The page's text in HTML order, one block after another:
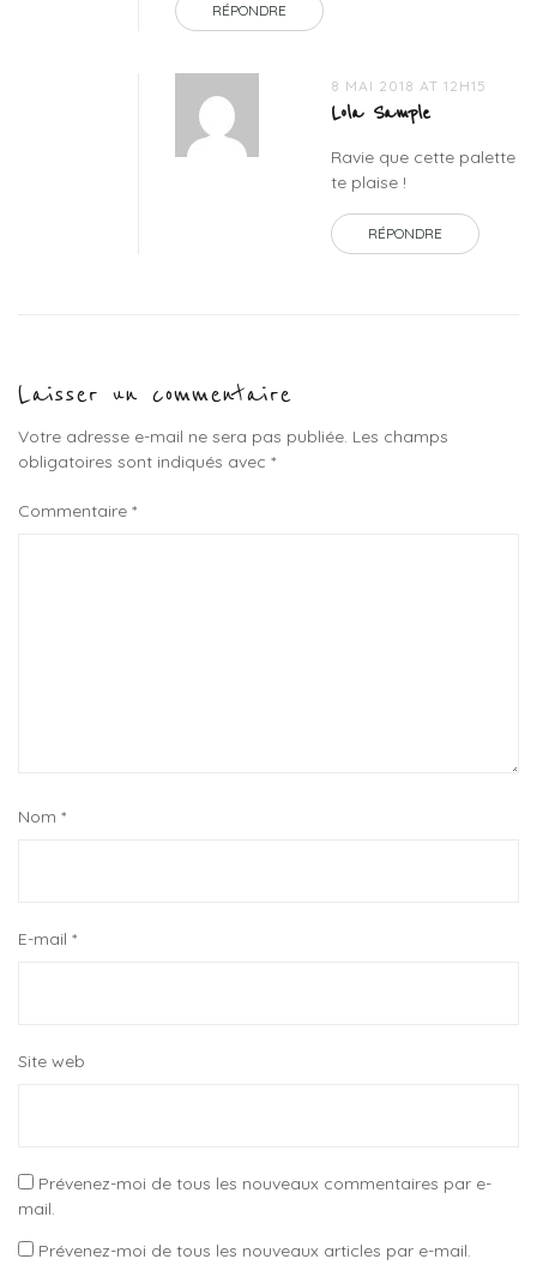
RÉPONDRE
8 MAI 2018 AT 12H15
Lola Sample
Ravie que cette palette
te plaise !
RÉPONDRE
Laisser un commentaire
Votre adresse e-mail ne sera pas publiée. Les champs
obligatoires sont indiqués avec *
Commentaire *
Nom *
E-mail *
Site web
Prévenez-moi de tous les nouveaux commentaires par e-
mail.
Prévenez-moi de tous les nouveaux articles par e-mail.